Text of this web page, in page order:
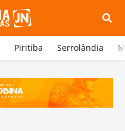
Piritiba Serrolândia